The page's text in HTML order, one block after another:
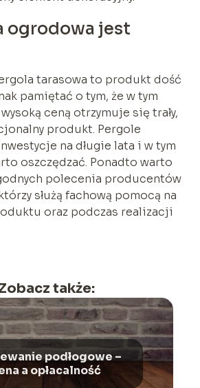
ogrodowa jest
tarasowa to produkt dość
pamiętać o tym, że w tym
ceną otrzymuje się trały,
produkt. Pergole
na długie lata i w tym
oszczędzać. Ponadto warto
polecenia producentów
służą fachową pomocą na
oraz podczas realizacji
także:
podłogowe –
a opłacalność